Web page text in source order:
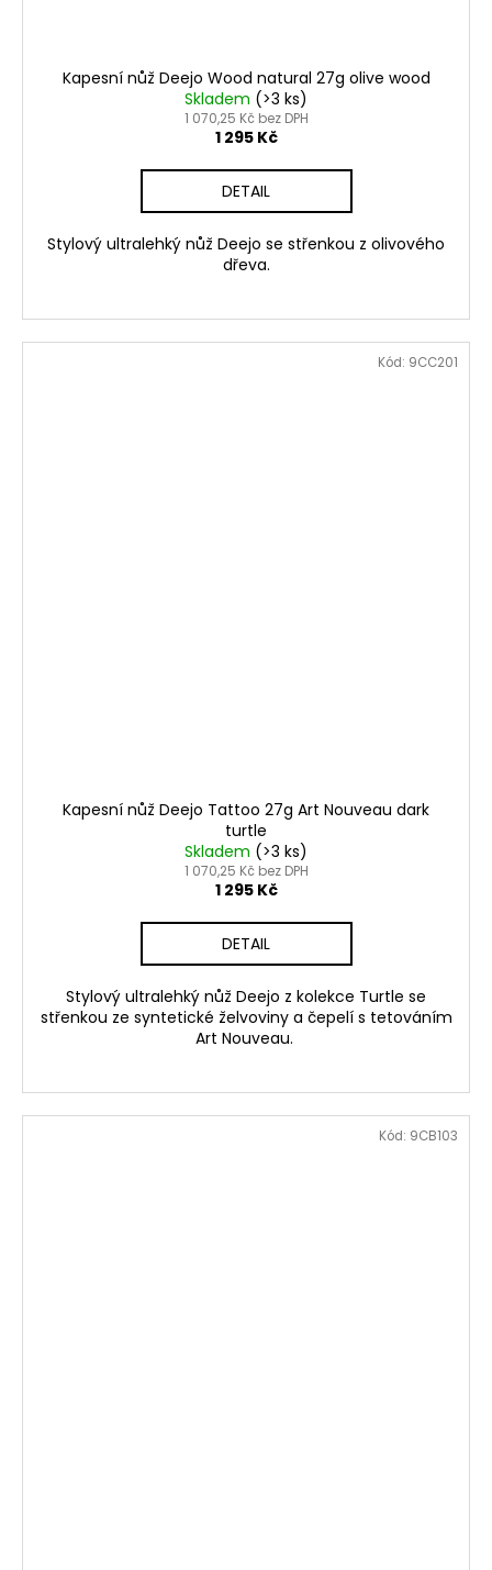
Kapesní nůž Deejo Wood natural 27g olive wood
Skladem (>3 ks)
1 070,25 Kč bez DPH
1 295 Kč
DETAIL
Stylový ultralehký nůž Deejo se střenkou z olivového
dřeva.
Kapesní nůž Deejo Tattoo 27g Art Nouveau dark
turtle
Skladem (>3 ks)
1 070,25 Kč bez DPH
1 295 Kč
DETAIL
Stylový ultralehký nůž Deejo z kolekce Turtle se
střenkou ze syntetické želvoviny a čepelí s tetováním
Art Nouveau.
Kód: 9CC201
Kód: 9CB103